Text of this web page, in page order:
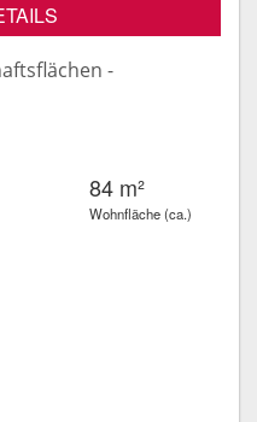
-
84 m²
Wohnfläche (ca.)